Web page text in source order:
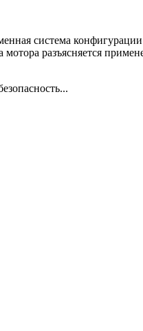
система
разъясняется